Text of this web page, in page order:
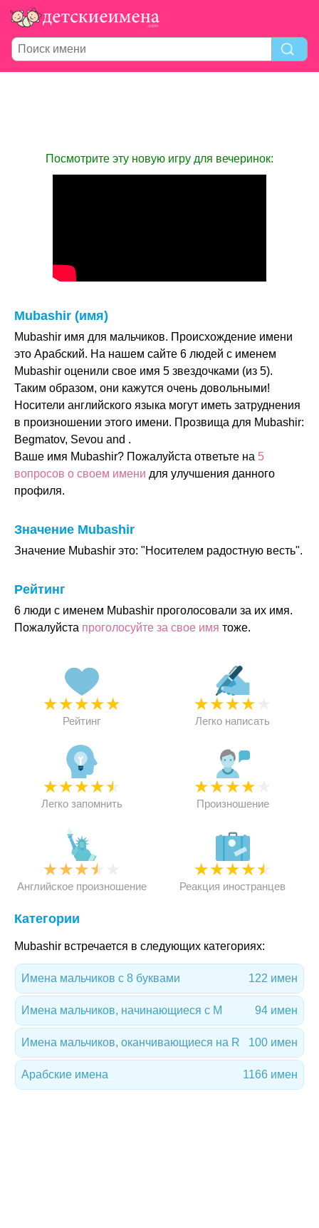
Посмотрите эту новую игру для вечеринок:
Mubashir (имя)
Mubashir имя для мальчиков. Происхождение имени
это Арабский. На нашем сайте 6 людей с именем
Mubashir оценили свое имя 5 звездочками (из 5).
Таким образом, они кажутся очень довольными!
Носители английского языка могут иметь затруднения
в произношении этого имени. Прозвища для Mubashir:
Begmatov, Sevou and .
Ваше имя Mubashir? Пожалуйста ответьте на 5
вопросов о своем имени для улучшения данного
профиля.
Значение Mubashir
Значение Mubashir это: "Носителем радостную весть".
Рейтинг
6 люди с именем Mubashir проголосовали за их имя.
Пожалуйста проголосуйте за свое имя тоже.
★★★★★
Рейтинг
★★★★
Легко написать
★★★★★
Легко запомнить
★★★★
Произношение
★★★★
Английское произношение
★★★★★
Реакция иностранцев
Категории
Mubashir встречается в следующих категориях:
Имена мальчиков с 8 буквами 122 имен
Имена мальчиков, начинающиеся с M 94 имен
Имена мальчиков, оканчивающиеся на R 100 имен
Арабские имена 1166 имен